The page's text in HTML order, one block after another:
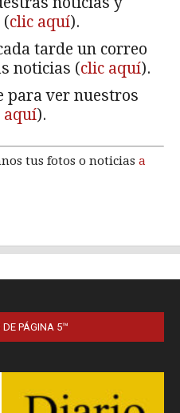
DE PÁGINA 5™